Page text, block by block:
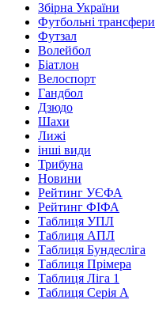
Збірна України
Футбольні трансфери
Футзал
Волейбол
Біатлон
Велоспорт
Гандбол
Дзюдо
Шахи
Лижі
інші види
Трибуна
Новини
Рейтинг УЄФА
Рейтинг ФІФА
Таблиця УПЛ
Таблиця АПЛ
Таблиця Бундесліга
Таблиця Прімера
Таблиця Ліга 1
Таблиця Серія А